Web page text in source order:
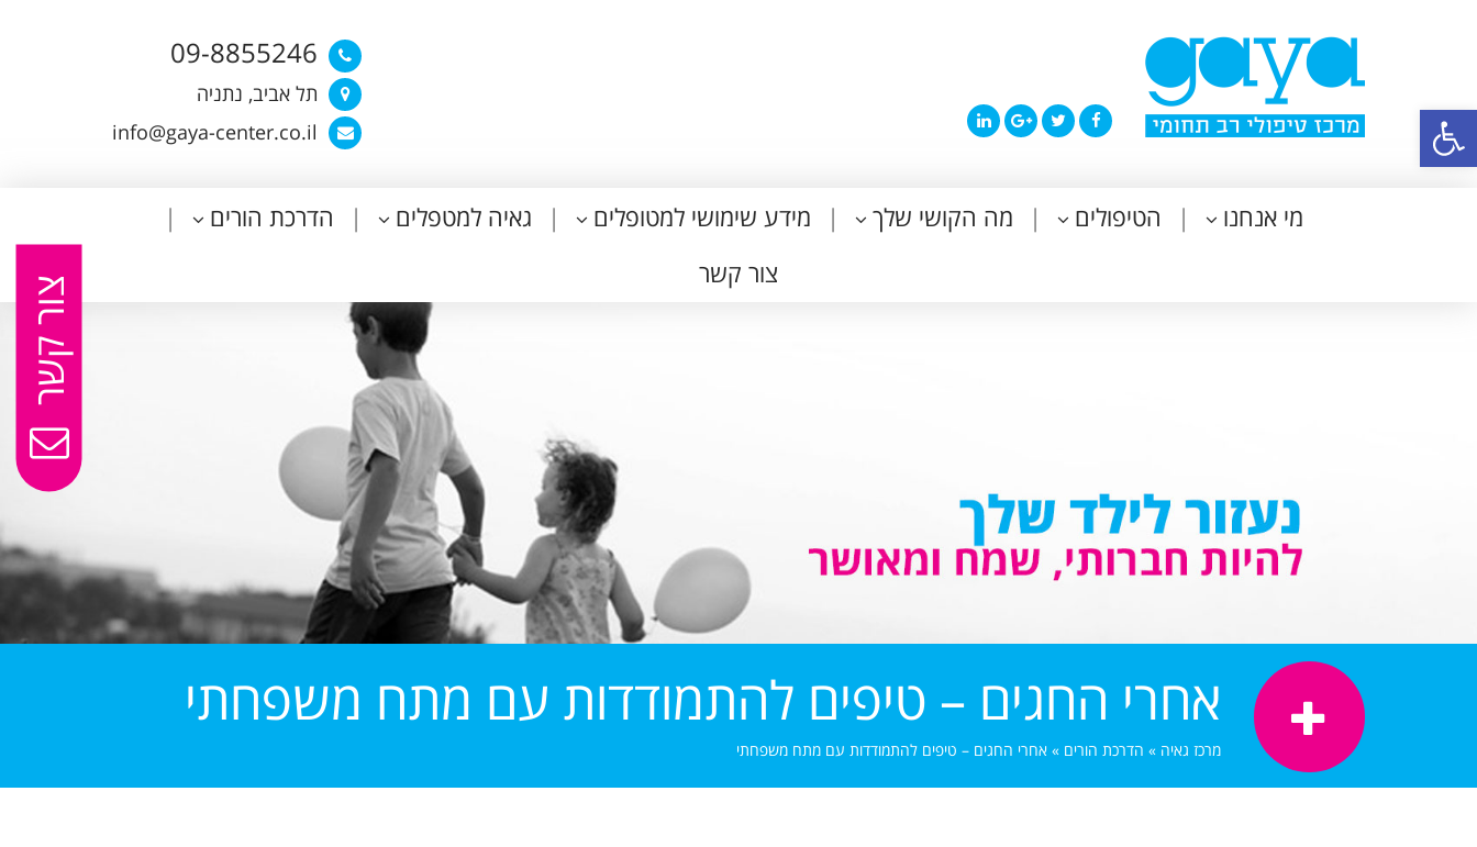
פתח סרגל נגישות
09-8855246
תל אביב, נתניה
info@gaya-center.co.il
מי אנחנו הטיפולים מה הקושי שלך מידע שימושי למטופלים גאיה למטפלים
הדרכת הורים
צור קשר
אחרי החגים – טיפים להתמודדות עם מתח משפחתי
מרכז גאיה » הדרכת הורים » אחרי החגים – טיפים להתמודדות עם מתח משפחתי
צור קשר